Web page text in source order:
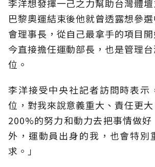
李洋想發揮一己之力幫助台灣體壇
巴黎奧運結束後他就曾透露想參
會理事長，從自己最拿手的項目
今直接擔任運動部長，也是管理
位。
李洋接受中央社記者訪問時表示
位，對我來說意義重大、責任更
200%的努力和動力去把事情做
外，運動員出身的我，也會特別
求。」